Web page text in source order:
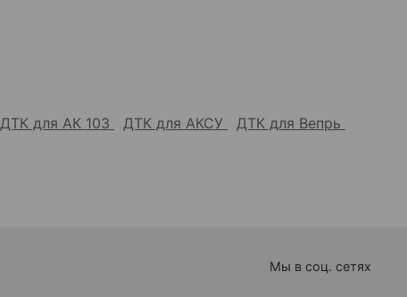
ДТК для АК 103 ДТК для АКСУ
ДТК для Вепрь
Мы в соц. сетях